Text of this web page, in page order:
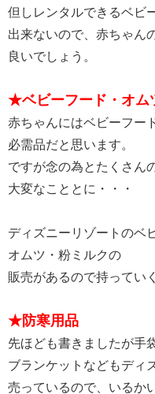
但しレンタルできるベビ
出来ないので、赤ちゃん
良いでしょう。
★ベビーフード・オム
赤ちゃんにはベビーフー
必需品だと思います。
ですが念の為とたくさん
大変なこととに・・・
ディズニーリゾートのベ
オムツ・粉ミルクの
販売があるので持ってい
★防寒用品
先ほども書きましたが手
ブランケットなどもディ
売っているので、いるか